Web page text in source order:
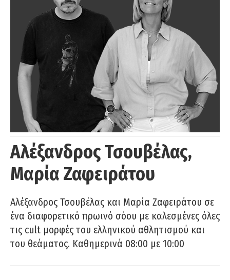
Αλέξανδρος Τσουβέλας,
Μαρία Ζαφειράτου
Αλέξανδρος Τσουβέλας και Μαρία Ζαφειράτου σε
ένα διαφορετικό πρωινό σόου με καλεσμένες όλες
τις cult μορφές του ελληνικού αθλητισμού και
του θεάματος. Καθημερινά 08:00 με 10:00